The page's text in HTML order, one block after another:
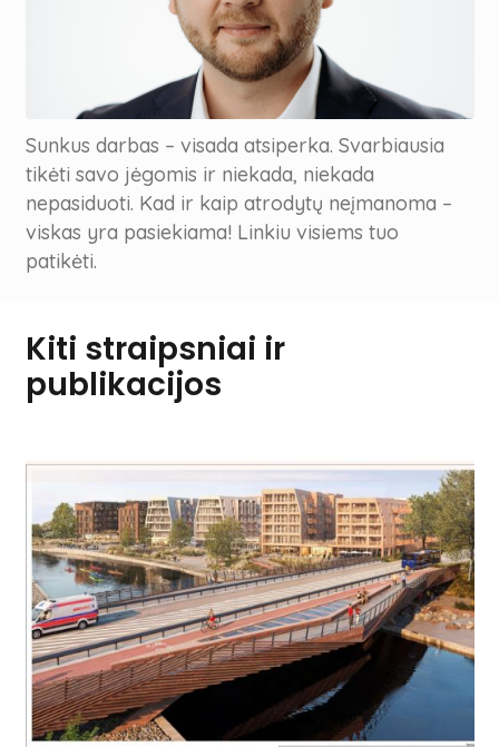
Sunkus darbas – visada atsiperka. Svarbiausia
tikėti savo jėgomis ir niekada, niekada
nepasiduoti. Kad ir kaip atrodytų neįmanoma –
viskas yra pasiekiama! Linkiu visiems tuo
patikėti.
Kiti straipsniai ir
publikacijos